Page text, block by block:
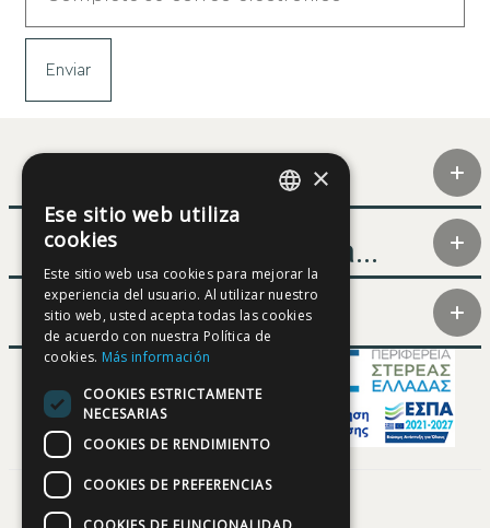
Contacto
Aprender acerca...
Participantes
GREEK
FRENCH
GERMAN
×
Ese sitio web utiliza
cookies
Este sitio web usa cookies para mejorar la
experiencia del usuario. Al utilizar nuestro
sitio web, usted acepta todas las cookies
de acuerdo con nuestra Política de
cookies. Más información
COOKIES ESTRICTAMENTE
NECESARIAS
COOKIES DE RENDIMIENTO
COOKIES DE PREFERENCIAS